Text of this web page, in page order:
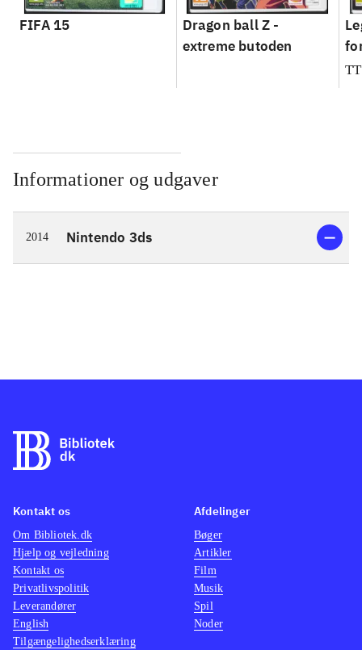
FIFA 15
Dragon ball Z -
extreme butoden
Informationer og udgaver
2014 Nintendo 3ds
Kontakt os
Om Bibliotek.dk
Hjælp og vejledning
Kontakt os
Privatlivspolitik
Leverandører
English
Tilgængelighedserklæring
Afdelinger
Bøger
Artikler
Film
Musik
Spil
Noder